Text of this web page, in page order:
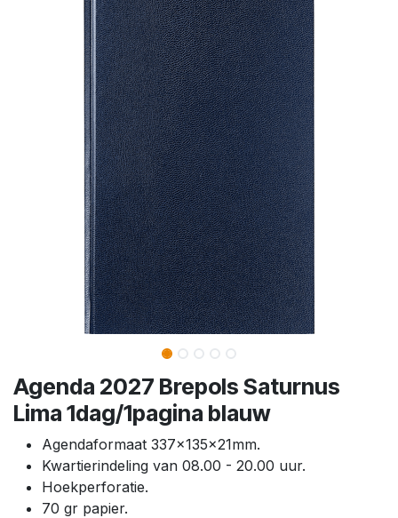
Agenda 2027 Brepols Saturnus
Lima 1dag/1pagina blauw
Agendaformaat 337x135x21mm.
Kwartierindeling van 08.00 - 20.00 uur.
Hoekperforatie.
70 gr papier.